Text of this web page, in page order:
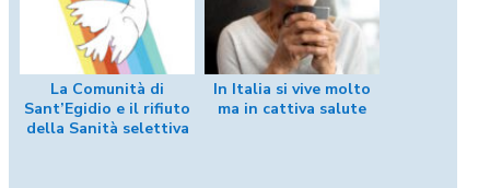
La Comunità di
Sant’Egidio e il rifiuto
della Sanità selettiva
In Italia si vive molto
ma in cattiva salute